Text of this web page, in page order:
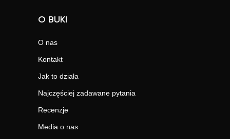
O BUKI
O nas
Kontakt
Jak to działa
Najczęściej zadawane pytania
Recenzje
Media o nas